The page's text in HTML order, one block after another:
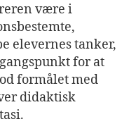
være i
elevernes tanker,
for at
formålet med
didaktisk